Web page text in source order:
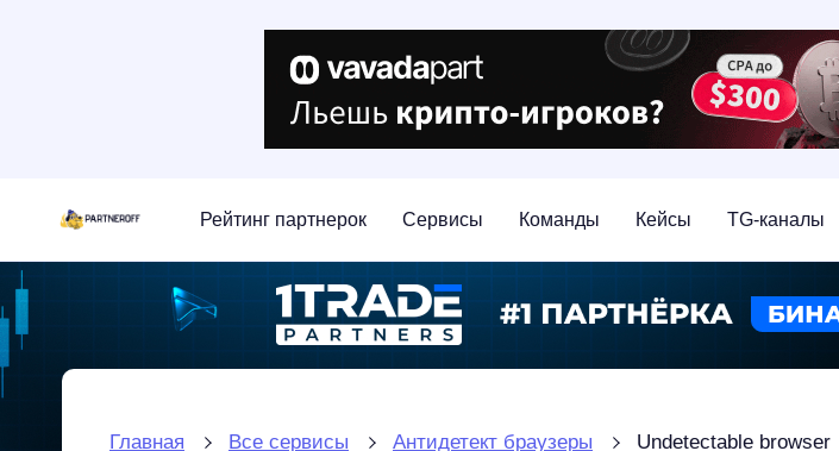
Рейтинг партнерок Сервисы Команды Кейсы TG-каналы
Главная Все сервисы Антидетект браузеры Undetectable browser